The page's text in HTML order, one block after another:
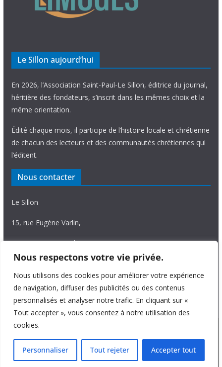
Nous respectons votre vie privée.
Nous utilisons des cookies pour améliorer votre expérience
de navigation, diffuser des publicités ou des contenus
personnalisés et analyser notre trafic. En cliquant sur «
Tout accepter », vous consentez à notre utilisation des
cookies.
Personnaliser Tout rejeter Accepter tout
Le Sillon aujourd’hui
En 2026, l’Association Saint-Paul-Le Sillon, éditrice du journal,
héritière des fondateurs, s’inscrit dans les mêmes choix et la
même orientation.
Édité chaque mois, il participe de l’histoire locale et chrétienne
de chacun des lecteurs et des communautés chrétiennes qui
l’éditent.
Nous contacter
Le Sillon
15, rue Eugène Varlin,
87036 Limoges Cedex.
Tél. 05 55 06 14 15
Nous écrire
Copyright © 2026 Le Sillon
. All rights reserved.
Theme:ColorMag Proby ThemeGrill. Powered by WordPress